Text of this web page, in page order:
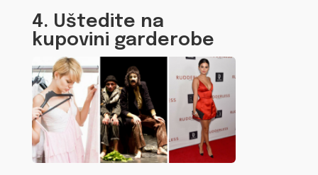
4. Uštedite na
kupovini garderobe